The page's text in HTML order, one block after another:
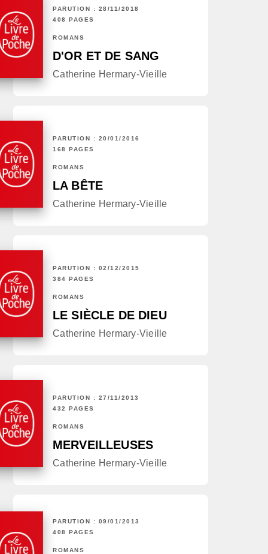
PARUTION : 28/11/2018
408 PAGES
ROMANS
D'OR ET DE SANG
Catherine Hermary-Vieille
PARUTION : 20/01/2016
168 PAGES
ROMANS
LA BÊTE
Catherine Hermary-Vieille
PARUTION : 02/12/2015
384 PAGES
ROMANS
LE SIÈCLE DE DIEU
Catherine Hermary-Vieille
PARUTION : 27/11/2013
432 PAGES
ROMANS
MERVEILLEUSES
Catherine Hermary-Vieille
PARUTION : 09/01/2013
408 PAGES
ROMANS